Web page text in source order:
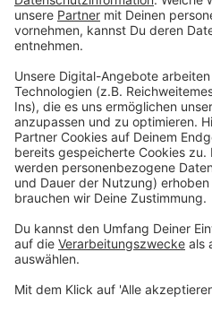
Studio-Hotline:
08000 - 80 4000(gebührenfrei)
08000 - 80 9000 (gebührenfrei)
Fax:
089 - 99 277 455
Studio-Hotline aus dem Ausland:
+49 1805 - 442 999
Telefonprovider im jeweiligen